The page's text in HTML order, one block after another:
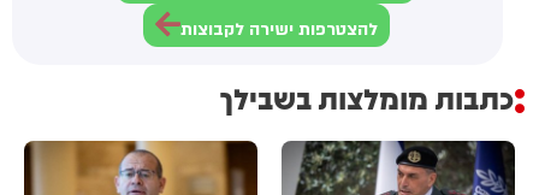
להצטרפות ישירה לקבוצות
כתבות מומלצות בשבילך